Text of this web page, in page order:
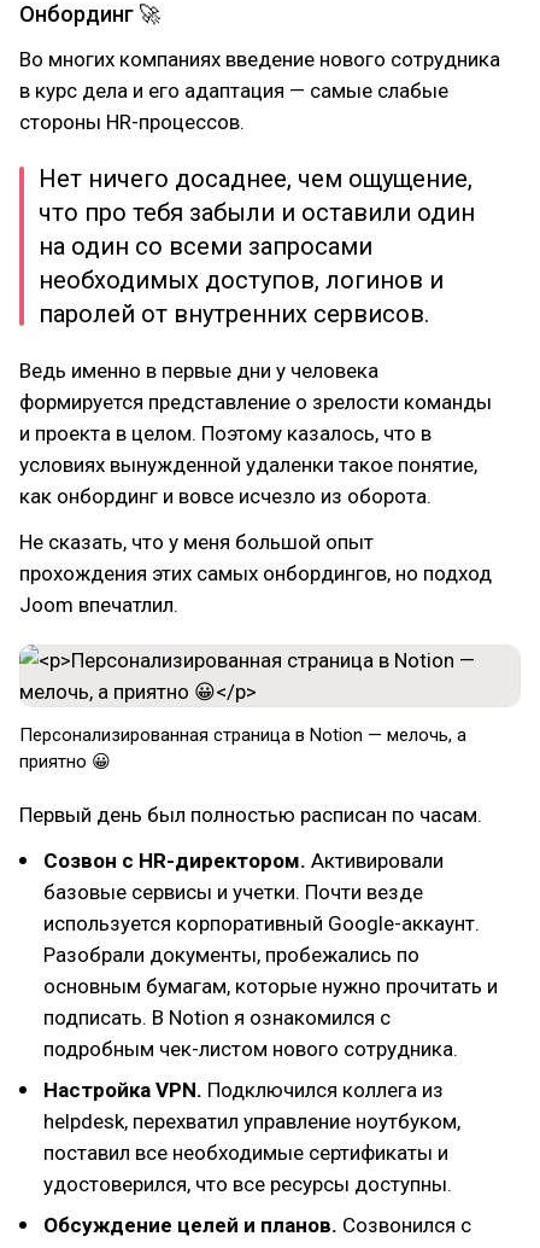
Онбординг 🚀
Во многих компаниях введение нового сотрудника
в курс дела и его адаптация — самые слабые
стороны HR-процессов.
Нет ничего досаднее, чем ощущение,
что про тебя забыли и оставили один
на один со всеми запросами
необходимых доступов, логинов и
паролей от внутренних сервисов.
Ведь именно в первые дни у человека
формируется представление о зрелости команды
и проекта в целом. Поэтому казалось, что в
условиях вынужденной удаленки такое понятие,
как онбординг и вовсе исчезло из оборота.
Не сказать, что у меня большой опыт
прохождения этих самых онбордингов, но подход
Joom впечатлил.
Персонализированная страница в Notion — мелочь, а
приятно 😀
Первый день был полностью расписан по часам.
Созвон с HR-директором. Активировали
базовые сервисы и учетки. Почти везде
используется корпоративный Google-аккаунт.
Разобрали документы, пробежались по
основным бумагам, которые нужно прочитать и
подписать. В Notion я ознакомился с
подробным чек-листом нового сотрудника.
Настройка VPN. Подключился коллега из
helpdesk, перехватил управление ноутбуком,
поставил все необходимые сертификаты и
удостоверился, что все ресурсы доступны.
Обсуждение целей и планов. Созвонился с